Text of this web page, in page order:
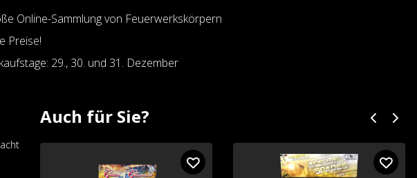
Online-Sammlung von Feuerwerkskörpern
Preise!
29., 30. und 31. Dezember
Auch für Sie?